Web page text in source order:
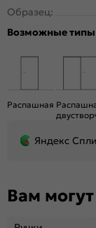
Цвет:
Общий цвет:
Стекло:
Поверхность:
Уровень
Материал:
Образец:
Возможные типы
Распашная
Яндекс
Вам